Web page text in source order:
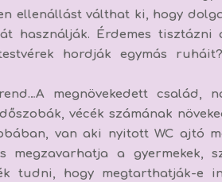
ellenállást válthat ki, hogy
használják. Érdemes tisztázni
hordják egymás
…A megnövekedett család,
vécék számának
van aki nyitott WC ajtó
megzavarhatja a gyermekek,
tudni, hogy megtarthatják-e